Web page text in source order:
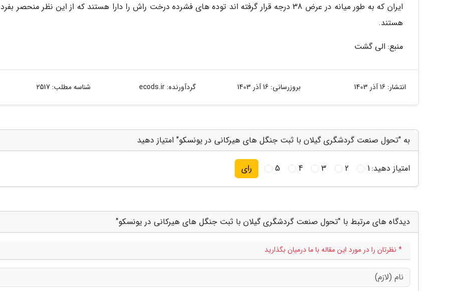
ایران که به طور میانه در عرض 38 درجه قرار گرفته اند توده های فشرده درخت راش را دارا هستند که از این نظر منحصر بفرد
هستند.
منبع: الی گشت
انتشار: 16 آذر 1403 بروزرسانی: 16 آذر 1403 گردآورنده:ecods.ir شناسه مطلب: 2517
به "تحول صنعت گردشگری گیلان با ثبت جنگل های هیرکانی در یونسکو" امتیاز دهید
امتیاز دهید:1
2
3
4
5 رای
دیدگاه های مرتبط با "تحول صنعت گردشگری گیلان با ثبت جنگل های هیرکانی در یونسکو"
* نظرتان را در مورد این مقاله با ما درمیان بگذارید